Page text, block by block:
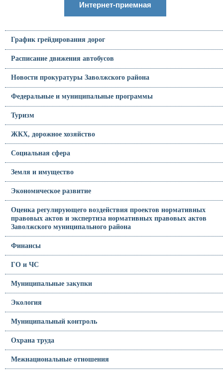
Интернет-приемная
График грейдирования дорог
Расписание движения автобусов
Новости прокуратуры Заволжского района
Федеральные и муниципальные программы
Туризм
ЖКХ, дорожное хозяйство
Социальная сфера
Земля и имущество
Экономическое развитие
Оценка регулирующего воздействия проектов нормативных
правовых актов и экспертиза нормативных правовых актов
Заволжского муниципального района
Финансы
ГО и ЧС
Муниципальные закупки
Экология
Муниципальный контроль
Охрана труда
Межнациональные отношения